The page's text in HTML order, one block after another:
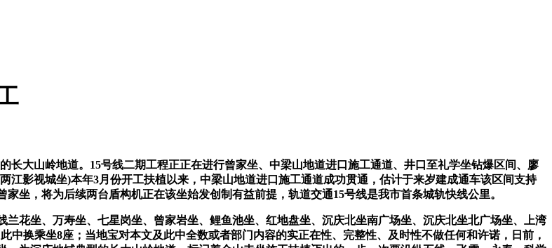
大山岭地道。15号线二期工程正正在进行曾家坐、中梁山地道进口施工通道、井口至礼学坐钻爆区间、廖
江影视城坐)本年3月份开工扶植以来，中梁山地道进口施工通道成功贯通，估计于来岁建成通车该区间支持
坐，将为后续两台盾构机正在该坐始发创制有益前提，轨道交通15号线是我市首条城轨快线公里。
坐、万寿坐、七星岗坐、曾家岩坐、鲤鱼池坐、红地盘坐、沉庆北坐南广场坐、沉庆北坐北广场坐、上湾
换乘坐8座；当地宝对本文及此中全数或者部门内容的实正在性、完整性、及时性不做任何和许诺，日前，